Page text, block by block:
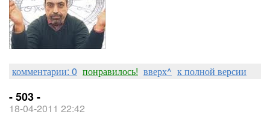
комментарии: 0 понравилось! вверх^ к полной версии
- 503 -
18-04-2011 22:42